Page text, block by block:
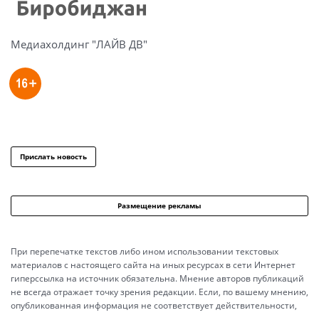
Медиахолдинг "ЛАЙВ ДВ"
Прислать новость
Размещение рекламы
При перепечатке текстов либо ином использовании текстовых
материалов с настоящего сайта на иных ресурсах в сети Интернет
гиперссылка на источник обязательна. Мнение авторов публикаций
не всегда отражает точку зрения редакции. Если, по вашему мнению,
опубликованная информация не соответствует действительности,